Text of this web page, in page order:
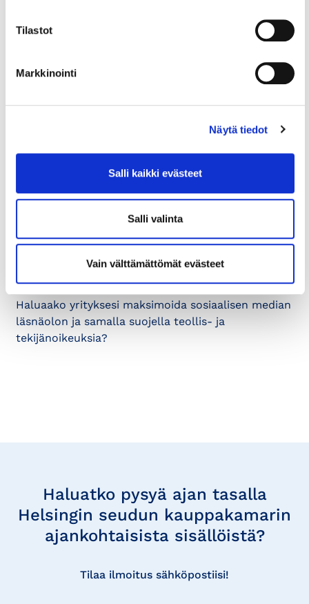
Tilastot
Markkinointi
Näytä tiedot
Salli kaikki evästeet
Salli valinta
Vain välttämättömät evästeet
Katso tästä avoinna olevat
rahoitushaut
Kokoamme yrityksille olennaisia ja merkittäviä
artikkeliin. Artikkeli päivitetty 26.6.
Neuvontapalvelut: Miten toimia
somessa oikein – IP ja
sosiaalinen media
Haluaako yrityksesi maksimoida sosiaalisen median
läsnäolon ja samalla suojella teollis- ja
tekijänoikeuksia?
Haluatko pysyä ajan tasalla
Helsingin seudun kauppakamarin
ajankohtaisista sisällöistä?
Tilaa ilmoitus sähköpostiisi!